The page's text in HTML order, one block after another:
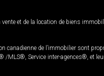
et de la location de biens
canadienne de l’immobilier sont
/MLS®, Service inter-agences®, et